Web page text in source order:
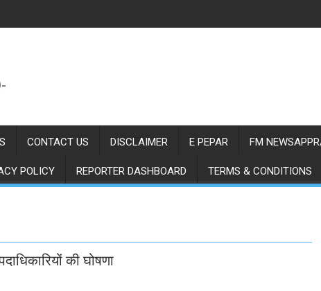
CONTACT US DISCLAIMER E PEPAR FM
POLICY REPORTER DASHBOARD TERMS & CONDITIONS
की घोषणा